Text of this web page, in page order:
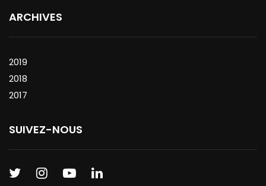
ARCHIVES
2019
2018
2017
SUIVEZ-NOUS